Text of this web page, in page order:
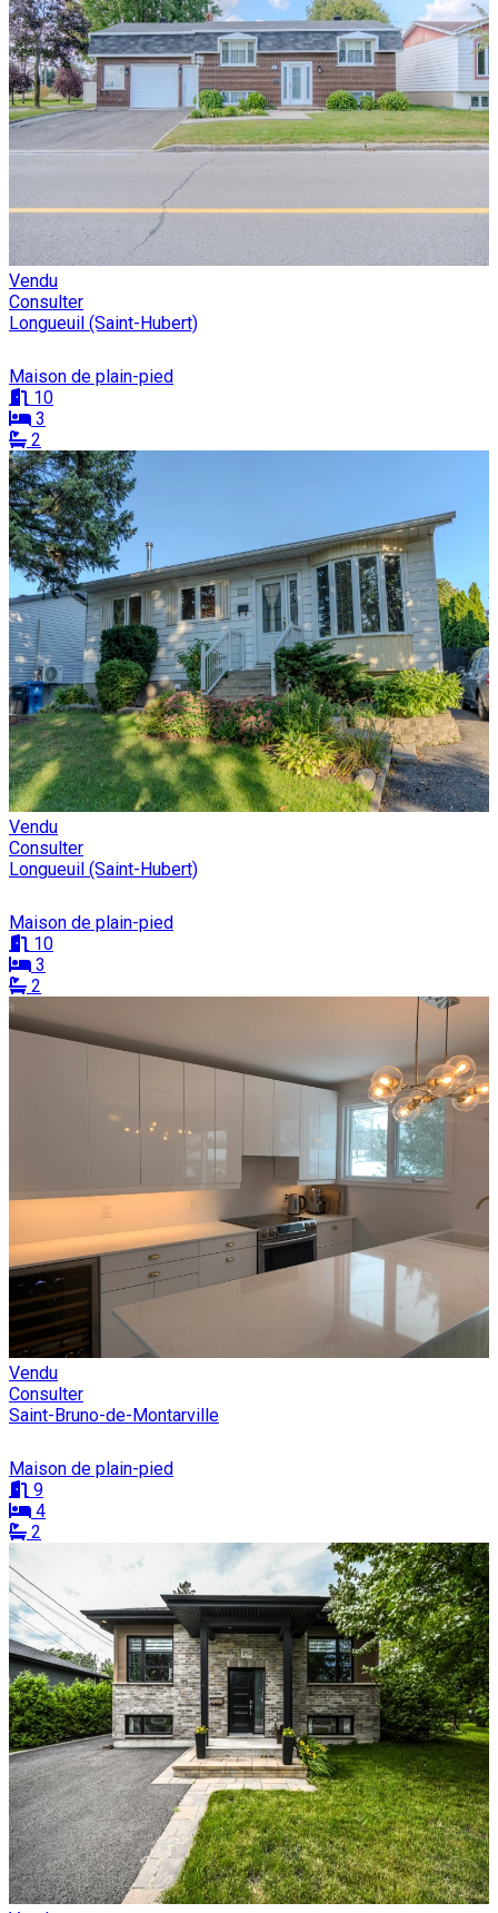
Vendu
Consulter
Longueuil (Saint-Hubert)
Maison de plain-pied
10
3
2
Vendu
Consulter
Longueuil (Saint-Hubert)
Maison de plain-pied
10
3
2
Vendu
Consulter
Saint-Bruno-de-Montarville
Maison de plain-pied
9
4
2